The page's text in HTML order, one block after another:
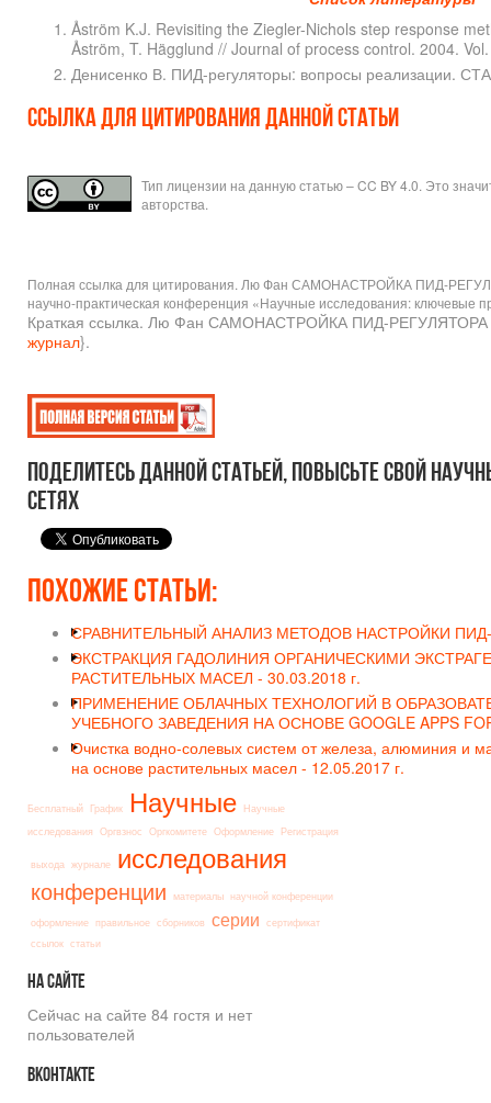
Åström K.J. Revisiting the Ziegler-Nichols step response
Åström, T. Hägglund // Journal of process control. 2004.
Денисенко В. ПИД-регуляторы: вопросы реализации.
Ссылка для цитирования данной статьи
Тип лицензии на данную статью – CC BY 4.0. Это
авторства.
Полная ссылка для цитирования. Лю Фан САМОНАСТРОЙКА ПИД-
научно-практическая конференция «Научные исследования: ключевые
Краткая ссылка. Лю Фан САМОНАСТРОЙКА ПИД-
журнал}.
Поделитесь данной статьей, повысьте свой
сетях
Похожие статьи:
СРАВНИТЕЛЬНЫЙ АНАЛИЗ МЕТОДОВ НАСТРОЙКИ
ЭКСТРАКЦИЯ ГАДОЛИНИЯ ОРГАНИЧЕСКИМИ
РАСТИТЕЛЬНЫХ МАСЕЛ - 30.03.2018 г.
ПРИМЕНЕНИЕ ОБЛАЧНЫХ ТЕХНОЛОГИЙ В
УЧЕБНОГО ЗАВЕДЕНИЯ НА ОСНОВЕ GOOGLE APPS
Очистка водно-солевых систем от железа, алюминия и
на основе растительных масел - 12.05.2017 г.
Бесплатный График Научные Научные
исследования Оргвзнос Оргкомитете Оформление Регистрация
выхода журнале исследования
конференции материалы научной конференции
оформление правильное сборников серии сертификат
ссылок статьи
Насайте
Сейчас на сайте 84 гостя и нет
пользователей
Вконтакте